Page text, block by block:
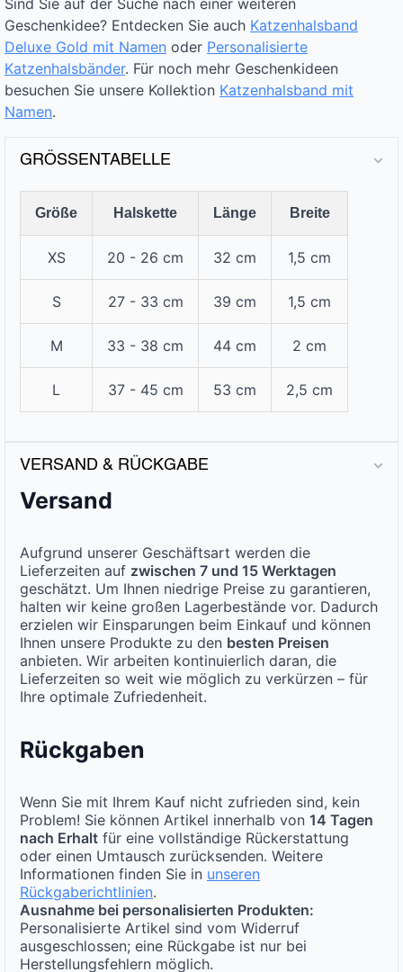
Sind Sie auf der Suche nach einer weiteren
Geschenkidee? Entdecken Sie auch Katzenhalsband
Deluxe Gold mit Namen oder Personalisierte
Katzenhalsbänder. Für noch mehr Geschenkideen
besuchen Sie unsere Kollektion Katzenhalsband mit
Namen.
GRÖSSENTABELLE
Größe Halskette Länge Breite
XS 20 - 26 cm 32 cm 1,5 cm
S 27 - 33 cm 39 cm 1,5 cm
M 33 - 38 cm 44 cm 2 cm
L 37 - 45 cm 53 cm 2,5 cm
VERSAND & RÜCKGABE
Versand
Aufgrund unserer Geschäftsart werden die
Lieferzeiten auf zwischen 7 und 15 Werktagen
geschätzt. Um Ihnen niedrige Preise zu garantieren,
halten wir keine großen Lagerbestände vor. Dadurch
erzielen wir Einsparungen beim Einkauf und können
Ihnen unsere Produkte zu den besten Preisen
anbieten. Wir arbeiten kontinuierlich daran, die
Lieferzeiten so weit wie möglich zu verkürzen – für
Ihre optimale Zufriedenheit.
Rückgaben
Wenn Sie mit Ihrem Kauf nicht zufrieden sind, kein
Problem! Sie können Artikel innerhalb von 14 Tagen
nach Erhalt für eine vollständige Rückerstattung
oder einen Umtausch zurücksenden. Weitere
Informationen finden Sie in unseren
Rückgaberichtlinien.
Ausnahme bei personalisierten Produkten:
Personalisierte Artikel sind vom Widerruf
ausgeschlossen; eine Rückgabe ist nur bei
Herstellungsfehlern möglich.